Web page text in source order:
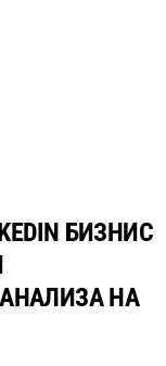
БИЗНИС
НА